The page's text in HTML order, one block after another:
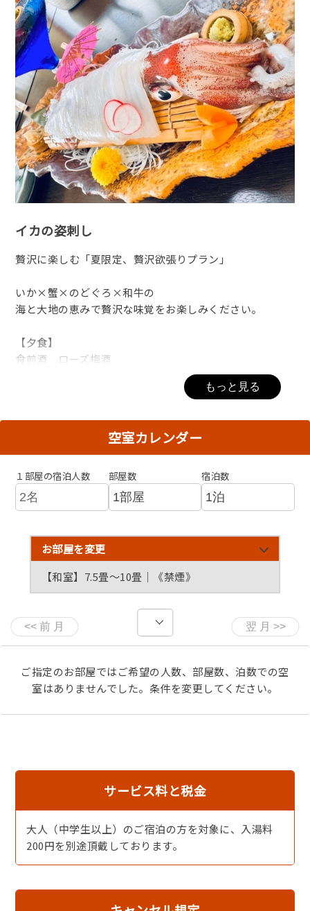
イカの姿刺し
贅沢に楽しむ「夏限定、贅沢欲張りプラン」
いか×蟹×のどぐろ×和牛の
海と大地の恵みで贅沢な味覚をお楽しみください。
【夕食】
食前酒 ローズ梅酒
造 里 四種盛白いか刺し（2人で1杯）
強 肴 焼き蟹
蒸物 海鮮蒸し
焼 魚 のど黒塩焼き
蒸 物 茶碗蒸し
揚 物 げそ・旬野菜天ぷら
汁 物 お吸い物
デザート アラカルト
【朝食】焼き魚や地元食材の小鉢、炊きたてご飯を中心
体にやさしく、朝からしっかり味わえる和朝食です。
夕日ヶ浦温泉のお湯は別名「美人の湯」と呼ばれ、しっと
りと肌に優しい弱アルカリ性のお湯で、柔らかい泉質が特
くりと体を休められる湯です。
広々とした内湯に加え、外の空気を感じながらくつろげる
露天風呂もご用意しております。
露天風呂は、周囲を気にせず、ゆったりと浸かれる落ち着
いた雰囲気、静かな空間で、気負わず、心からくつろげる
【食事場所】
落ち着いた雰囲気の二階お食事処でお召し上がりいただき
もっと見る
空室カレンダー
１部屋の宿泊人数 部屋数 宿泊数
お部屋を変更
【和室】7.5畳〜10畳｜《禁煙》
ご指定のお部屋ではご希望の人数、部屋数、泊数での空
室はありませんでした。条件を変更してください。
サービス料と税金
大人（中学生以上）のご宿泊の方を対象に、入湯料
200円を別途頂戴しております。